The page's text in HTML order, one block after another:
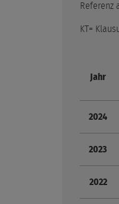
Referenz
KT=
Jahr
2024
2023
2022